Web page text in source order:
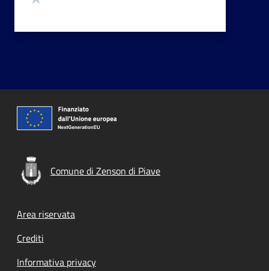
Comune di Zenson di Piave
Footer menu
Area riservata
Crediti
Informativa privacy